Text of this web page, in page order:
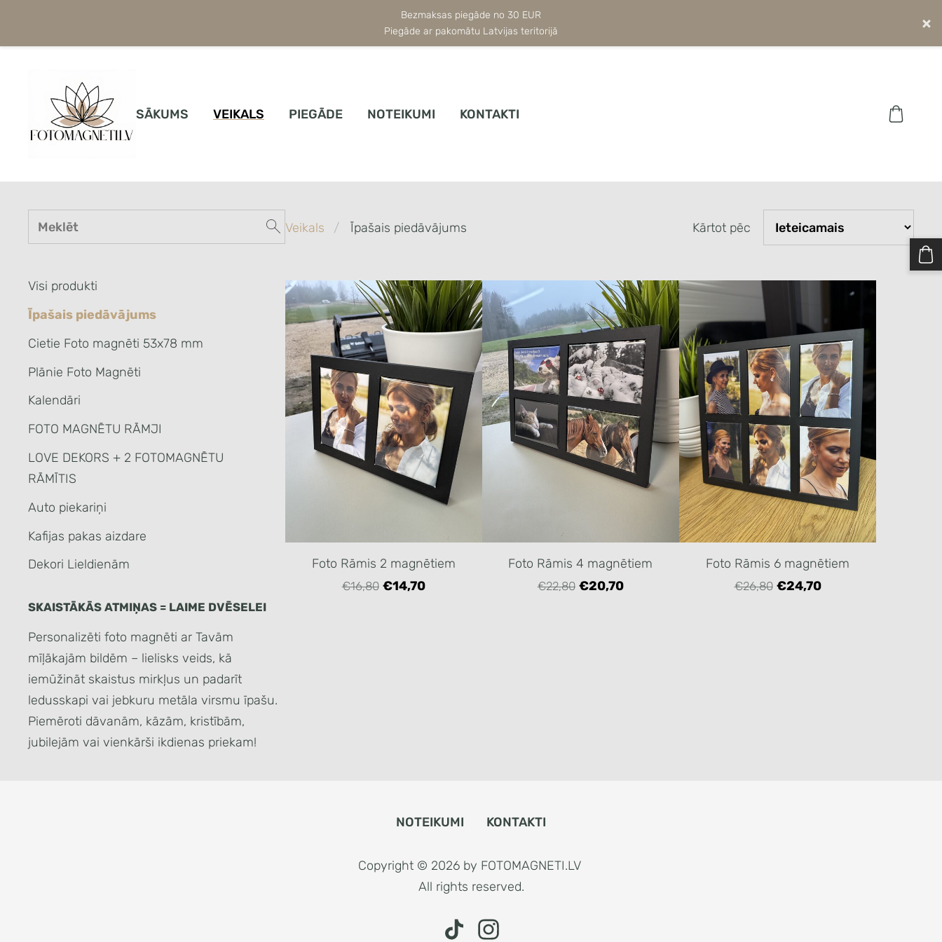
Bezmaksas piegāde no 30 EUR
Piegāde ar pakomātu Latvijas teritorijā
×
SĀKUMS VEIKALS PIEGĀDE NOTEIKUMI KONTAKTI
Visi produkti
Īpašais piedāvājums
Cietie Foto magnēti 53x78 mm
Plānie Foto Magnēti
Kalendāri
FOTO MAGNĒTU RĀMJI
LOVE DEKORS + 2 FOTOMAGNĒTU
RĀMĪTIS
Auto piekariņi
Kafijas pakas aizdare
Dekori Lieldienām
SKAISTĀKĀS ATMIŅAS = LAIME DVĒSELEI
Personalizēti foto magnēti ar Tavām
mīļākajām bildēm – lielisks veids, kā
iemūžināt skaistus mirkļus un padarīt
ledusskapi vai jebkuru metāla virsmu īpašu.
Piemēroti dāvanām, kāzām, kristībām,
jubilejām vai vienkārši ikdienas priekam!
Veikals Īpašais piedāvājums Kārtot pēc
Foto Rāmis 2 magnētiem
€16,80 €14,70
Foto Rāmis 4 magnētiem
€22,80 €20,70
Foto Rāmis 6 magnētiem
€26,80 €24,70
NOTEIKUMI KONTAKTI
Copyright © 2026 by FOTOMAGNETI.LV
All rights reserved.